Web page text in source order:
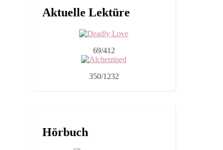
Aktuelle Lektüre
69/412
350/1232
Hörbuch